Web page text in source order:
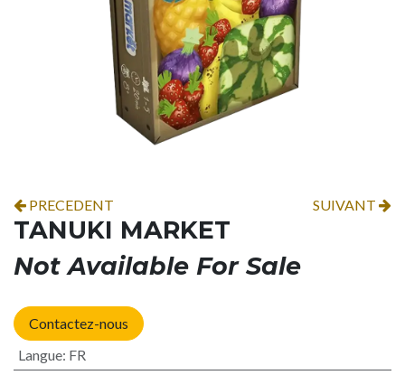
PRECEDENT SUIVANT
TANUKI MARKET
Not Available For Sale
Contactez-nous
Langue: FR